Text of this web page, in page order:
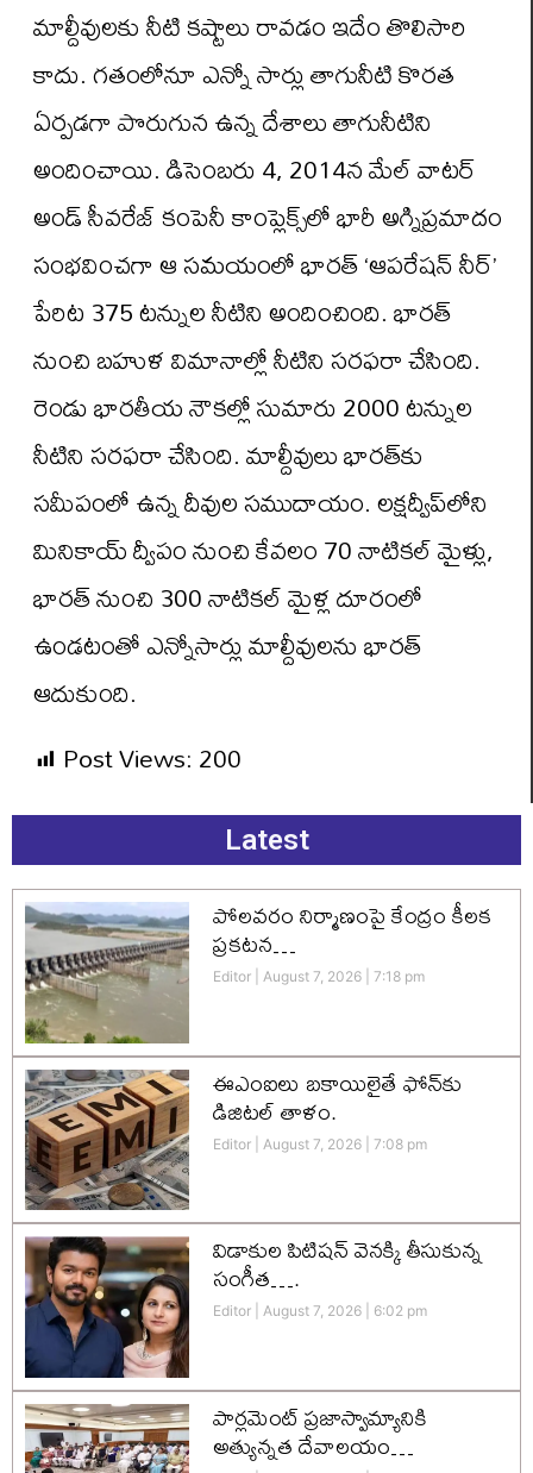
మాల్దీవులకు నీటి కష్టాలు రావడం ఇదేం తొలిసారి
కాదు. గతంలోనూ ఎన్నో సార్లు తాగునీటి కొరత
ఏర్పడగా పొరుగున ఉన్న దేశాలు తాగునీటిని
అందించాయి. డిసెంబరు 4, 2014న మేల్ వాటర్
అండ్ సీవరేజ్ కంపెనీ కాంప్లెక్స్‌లో భారీ అగ్నిప్రమాదం
సంభవించగా ఆ సమయంలో భారత్‌ ‘ఆపరేషన్ నీర్’
పేరిట 375 టన్నుల నీటిని అందించింది. భారత్
నుంచి బహుళ విమానాల్లో నీటిని సరఫరా చేసింది.
రెండు భారతీయ నౌకల్లో సుమారు 2000 టన్నుల
నీటిని సరఫరా చేసింది. మాల్దీవులు భారత్‌కు
సమీపంలో ఉన్న దీవుల సముదాయం. లక్షద్వీప్‌లోని
మినికాయ్ ద్వీపం నుంచి కేవలం 70 నాటికల్ మైళ్లు,
భారత్ నుంచి 300 నాటికల్ మైళ్ల దూరంలో
ఉండటంతో ఎన్నోసార్లు మాల్దీవులను భారత్
ఆదుకుంది.
Post Views:200
Latest
పోలవరం నిర్మాణంపై కేంద్రం కీలక
ప్రకటన…
Editor August 7, 2026 7:18 pm
ఈఎంఐలు బకాయిలైతే ఫోన్‌కు
డిజిటల్ తాళం.
Editor August 7, 2026 7:08 pm
విడాకుల పిటిషన్ వెనక్కి తీసుకున్న
సంగీత….
Editor August 7, 2026 6:02 pm
పార్లమెంట్ ప్రజాస్వామ్యానికి
అత్యున్నత దేవాలయం…